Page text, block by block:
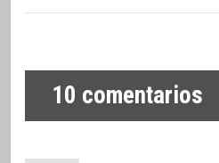
10 comentarios